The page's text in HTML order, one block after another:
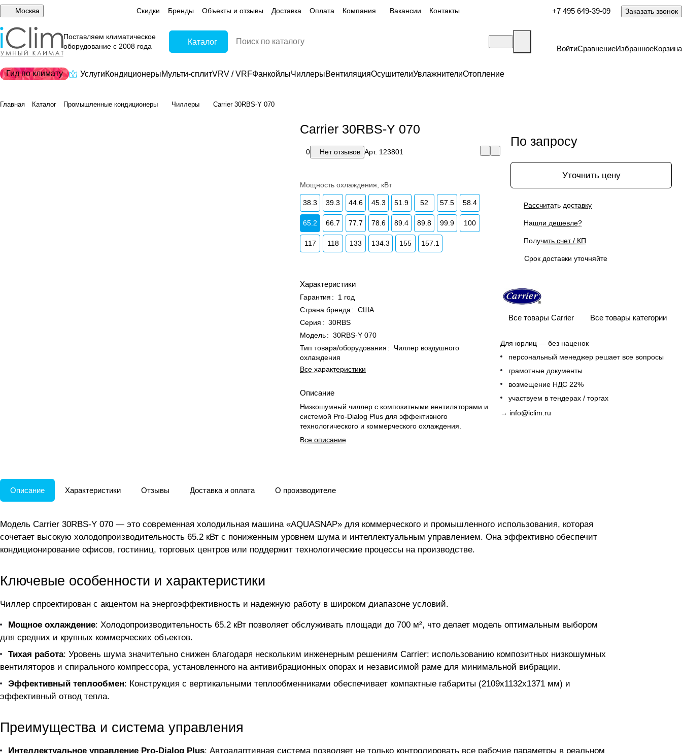
Москва Скидки Бренды Объекты и отзывы Доставка Оплата Компания Вакансии Контакты +7 495 649-39-09 Заказать звонок
Поставляем климатическое
оборудование с 2008 года
Каталог
ВойтиСравнениеИзбранноеКорзина
Гид по климату УслугиКондиционерыМульти-сплитVRV / VRFФанкойлыЧиллерыВентиляцияОсушителиУвлажнителиОтопление
Главная Каталог Промышленные кондиционеры Чиллеры Carrier 30RBS-Y 070
Carrier 30RBS-Y 070
0 Нет отзывов Арт. 123801
Мощность охлаждения, кВт
38.3 39.3 44.6 45.3 51.9 52 57.5 58.4
65.2 66.7 77.7 78.6 89.4 89.8 99.9 100
117 118 133 134.3 155 157.1
Характеристики
Гарантия :
1 год
Страна бренда : США
Серия : 30RBS
Модель: 30RBS-Y 070
Тип товара/оборудования :
Чиллер воздушного
охлаждения
Все характеристики
Описание
Низкошумный чиллер с композитными вентиляторами и
системой Pro-Dialog Plus для эффективного
технологического и коммерческого охлаждения.
Все описание
По запросу
Уточнить цену
Рассчитать доставку
Нашли дешевле?
Получить счет / КП
Срок доставки уточняйте
Все товары Carrier Все товары категории
Для юрлиц — без наценок
персональный менеджер решает все вопросы
грамотные документы
возмещение НДС 22%
участвуем в тендерах / торгах
→ info@iclim.ru
Описание Характеристики Отзывы Доставка и оплата О производителе
Модель Carrier 30RBS-Y 070 — это современная холодильная машина «AQUASNAP» для коммерческого и промышленного использования, которая
сочетает высокую холодопроизводительность 65.2 кВт с пониженным уровнем шума и интеллектуальным управлением. Она эффективно обеспечит
кондиционирование офисов, гостиниц, торговых центров или поддержит технологические процессы на производстве.
Ключевые особенности и характеристики
Чиллер спроектирован с акцентом на энергоэффективность и надежную работу в широком диапазоне условий.
Мощное охлаждение: Холодопроизводительность 65.2 кВт позволяет обслуживать площади до 700 м², что делает модель оптимальным выбором
для средних и крупных коммерческих объектов.
Тихая работа: Уровень шума значительно снижен благодаря нескольким инженерным решениям Carrier: использованию композитных низкошумных
вентиляторов и спирального компрессора, установленного на антивибрационных опорах и независимой раме для минимальной вибрации.
Эффективный теплообмен: Конструкция с вертикальными теплообменниками обеспечивает компактные габариты (2109х1132х1371 мм) и
эффективный отвод тепла.
Преимущества и система управления
Интеллектуальное управление Pro-Dialog Plus: Автоадаптивная система позволяет не только контролировать все рабочие параметры в реальном